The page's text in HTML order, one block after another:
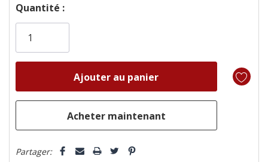
Dépêchez-
vous!
plus
Quantité :
Partager: